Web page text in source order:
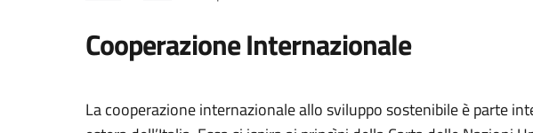
Cooperazione Internazionale
La cooperazione internazionale allo sviluppo sostenibile è parte